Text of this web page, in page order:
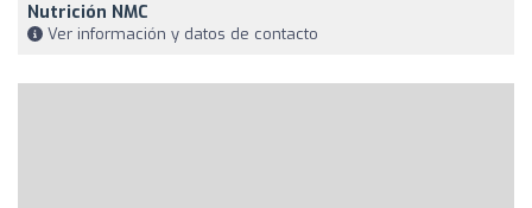
Nutrición NMC
Ver información y datos de contacto